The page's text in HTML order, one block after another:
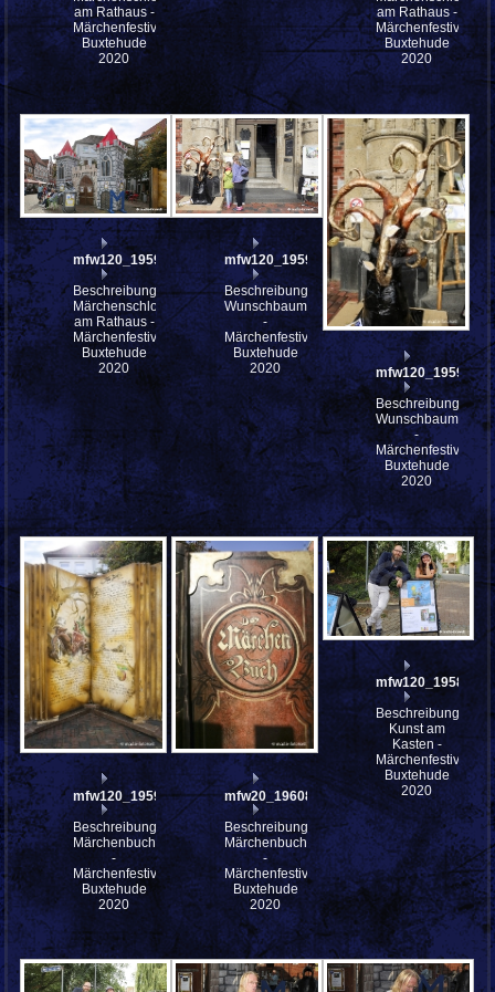
am Rathaus -
Märchenfestival
Buxtehude
2020
am Rathaus -
Märchenfestival
Buxtehude
2020
mfw120_195919
Beschreibung:
Märchenschloss
am Rathaus -
Märchenfestival
Buxtehude
2020
mfw120_195911
Beschreibung:
Wunschbaum
-
Märchenfestival
Buxtehude
2020
mfw120_195913
Beschreibung:
Wunschbaum
-
Märchenfestival
Buxtehude
2020
mfw120_195915
Beschreibung:
Märchenbuch
-
Märchenfestival
Buxtehude
2020
mfw20_196080
Beschreibung:
Märchenbuch
-
Märchenfestival
Buxtehude
2020
mfw120_195840
Beschreibung:
Kunst am
Kasten -
Märchenfestival
Buxtehude
2020